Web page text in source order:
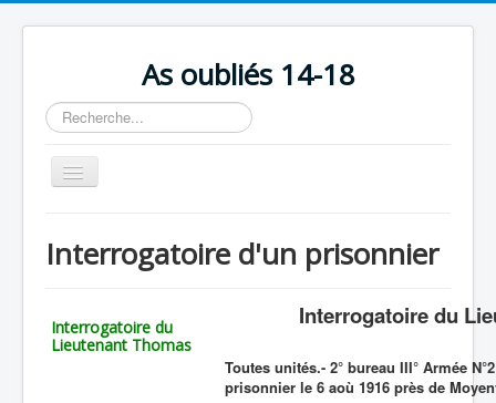
As oubliés 14-18
Rechercher
Basculer
la
Chronologie
Organisation
Interrogatoire d'un prisonnier
Interrogatoire du
Lieutenant Thomas
Interrogatoire du
Toutes unités.- 2° bureau III° Armée
prisonnier le 6 aoù 1916 près de